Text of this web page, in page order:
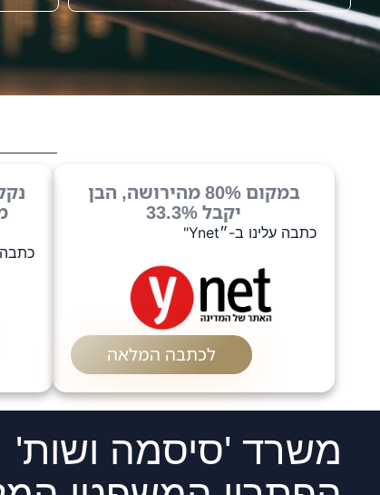
במקום 80% מהירושה, הבן
יקבל 33.3%
כתבה עלינו ב-״Ynet"
לכתבה המלאה
כתבה
משרד 'סיסמה ושות'